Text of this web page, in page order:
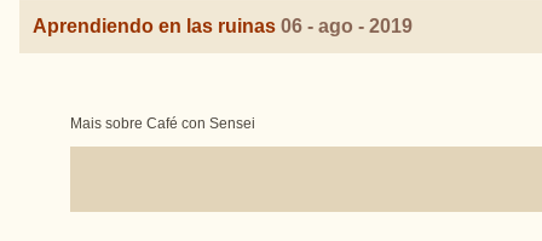
Aprendiendo en las ruinas 06 - ago - 2019
Mais sobre Café con Sensei